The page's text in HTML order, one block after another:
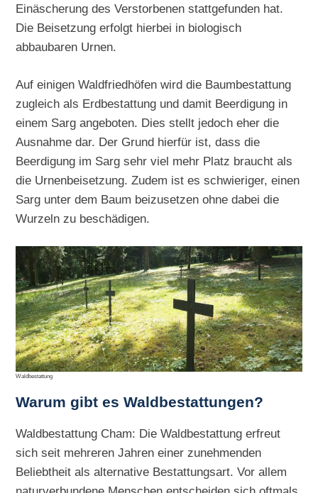
Einäscherung des Verstorbenen stattgefunden hat.
Die Beisetzung erfolgt hierbei in biologisch
abbaubaren Urnen.
Auf einigen Waldfriedhöfen wird die Baumbestattung
zugleich als Erdbestattung und damit Beerdigung in
einem Sarg angeboten. Dies stellt jedoch eher die
Ausnahme dar. Der Grund hierfür ist, dass die
Beerdigung im Sarg sehr viel mehr Platz braucht als
die Urnenbeisetzung. Zudem ist es schwieriger, einen
Sarg unter dem Baum beizusetzen ohne dabei die
Wurzeln zu beschädigen.
Waldbestattung
Warum gibt es Waldbestattungen?
Waldbestattung Cham: Die Waldbestattung erfreut
sich seit mehreren Jahren einer zunehmenden
Beliebtheit als alternative Bestattungsart. Vor allem